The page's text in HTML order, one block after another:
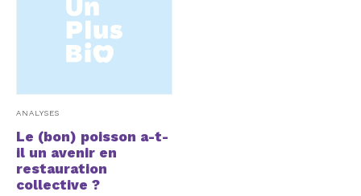
ANALYSES
Le (bon) poisson a-t-
il un avenir en
restauration
collective ?